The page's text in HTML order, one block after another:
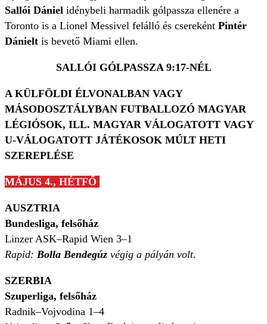
Sallói Dániel idénybeli harmadik gólpassza ellenére a
Toronto is a Lionel Messivel felálló és csereként Pintér
Dánielt is bevető Miami ellen.
SALLÓI GÓLPASSZA 9:17-NÉL
A KÜLFÖLDI ÉLVONALBAN VAGY
MÁSODOSZTÁLYBAN FUTBALLOZÓ MAGYAR
LÉGIÓSOK, ILL. MAGYAR VÁLOGATOTT VAGY
U-VÁLOGATOTT JÁTÉKOSOK MÚLT HETI
SZEREPLÉSE
MÁJUS 4., HÉTFŐ
AUSZTRIA
Bundesliga, felsőház
Linzer ASK–Rapid Wien 3–1
Rapid: Bolla Bendegúz végig a pályán volt.
SZERBIA
Szuperliga, felsőház
Radnik–Vojvodina 1–4